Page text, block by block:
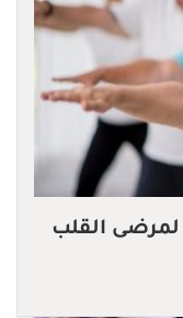
لمرضى القلب